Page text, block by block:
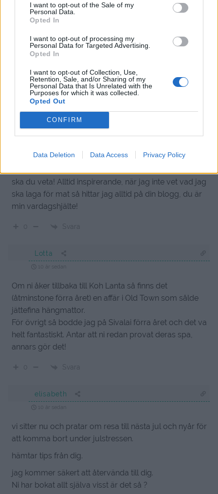
I want to opt-out of the Sale of my
Personal Data.
Opted In
I want to opt-out of processing my
Personal Data for Targeted Advertising.
Opted In
I want to opt-out of Collection, Use,
Retention, Sale, and/or Sharing of my
Personal Data that Is Unrelated with the
Purposes for which it was collected.
Opted Out
CONFIRM
Data Deletion Data Access Privacy Policy
Svara
10 år sedan
ändå fortsätter berätta om er resa, det är så roligt att
läsa och se alla fina bilder!
0 Svara
Linnea
ska du veta! Alltid inspirerande, när jag inte vet vad jag
ska laga för mat så hittar jag alltid på din blogg, du är
min vardagshjälte!
0 Svara
Lotta
10 år sedan
Om ni åker tillbaka till Koh Lanta så finns det
(åtminstone förra året) en affär i Old Town som sålde
jättefina hängmattor.
För övrigt så bodde jag på Sivalai förra året och det va
helt fantastiskt. Antar att ni redan provat deras spa,
annars gör det!
0 Svara
elisabeth
10 år sedan
vi sitter nu och pratar om resa till nästa jul och nyår för
att komma bort under julstressen.
hämtar tips från dig.
jag kommer säkert att återvända till dig.
Ni har bokat allt själva visst är det så ?